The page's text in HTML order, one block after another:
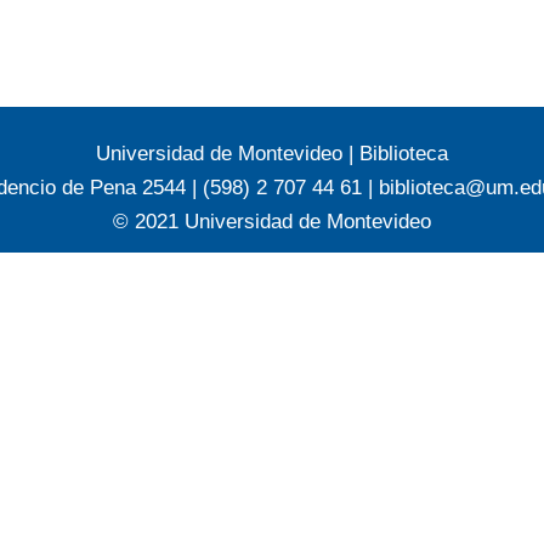
Universidad de Montevideo | Biblioteca
de Pena 2544 | (598) 2 707 44 61 |
© 2021 Universidad de Montevideo